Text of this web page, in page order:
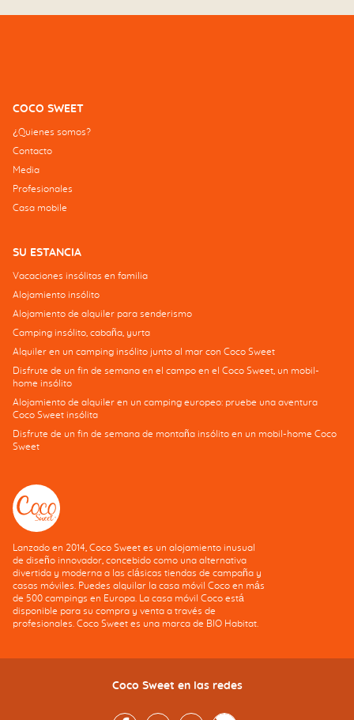
COCO SWEET
¿Quienes somos?
Contacto
Media
Profesionales
Casa mobile
SU ESTANCIA
Vacaciones insólitas en familia
Alojamiento insólito
Alojamiento de alquiler para senderismo
Camping insólito, cabaña, yurta
Alquiler en un camping insólito junto al mar con Coco Sweet
Disfrute de un fin de semana en el campo en el Coco Sweet, un mobil-
home insólito
Alojamiento de alquiler en un camping europeo: pruebe una aventura
Coco Sweet insólita
Disfrute de un fin de semana de montaña insólito en un mobil-home Coco
Sweet
Lanzado en 2014, Coco Sweet es un alojamiento inusual
de diseño innovador, concebido como una alternativa
divertida y moderna a las clásicas tiendas de campaña y
casas móviles. Puedes alquilar la casa móvil Coco en más
de 500 campings en Europa. La casa móvil Coco está
disponible para su compra y venta a través de
profesionales. Coco Sweet es una marca de BIO Habitat.
Coco Sweet en las redes